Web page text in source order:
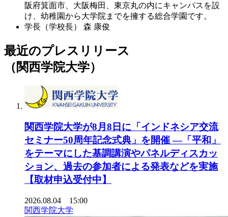
阪府箕面市、大阪梅田、東京丸の内にキャンパスを設
け、幼稚園から大学院までを擁する総合学園です。
学長（学校長）
森 康俊
最近のプレスリリース
（関西学院大学）
関西学院大学が8月8日に「インドネシア交流
セミナー50周年記念式典」を開催 ―「平和」
をテーマにした基調講演やパネルディスカッ
ション、過去の参加者による発表などを実施
【取材申込受付中】
2026.08.04 15:00
関西学院大学